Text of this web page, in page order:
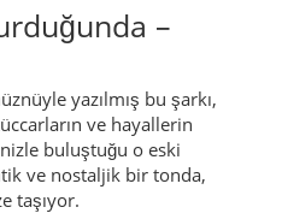
–
yazılmış bu şarkı,
ve hayallerin
buluştuğu o eski
ve nostaljik bir tonda,
taşıyor.